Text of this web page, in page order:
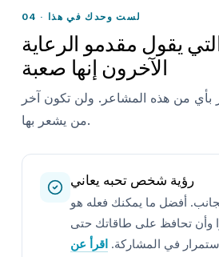
04 · لست وحدك في هذا
يقول مقدمو الرعاية
الآخرون إنها صعبة
من هذه المشاعر. ولن تكون آخر
من يشعر بها.
رؤية شخص تحبه يعاني
أفضل ما يمكنك فعله هو
وأن تحافظ على طاقاتك حتى
في المشاركة. اقرأ عن